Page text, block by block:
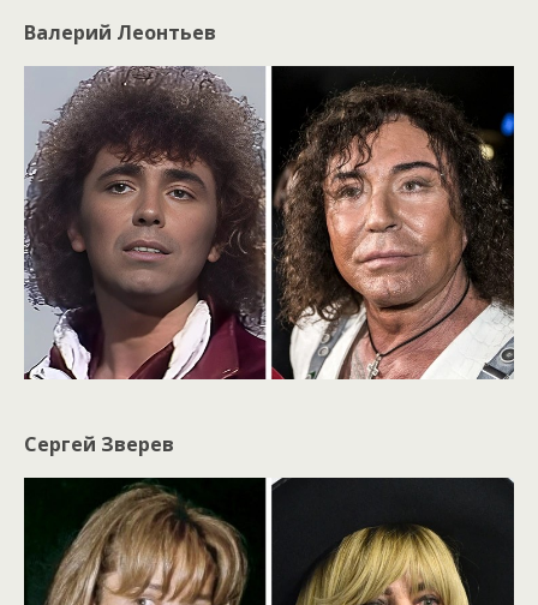
Валерий Леонтьев
Сергей Зверев